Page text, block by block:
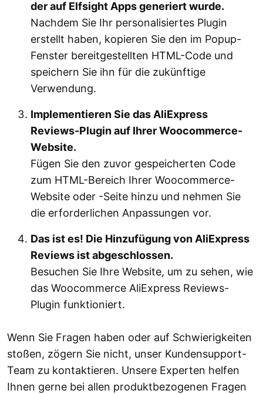
der auf Elfsight Apps generiert wurde.
Nachdem Sie Ihr personalisiertes Plugin
erstellt haben, kopieren Sie den im Popup-
Fenster bereitgestellten HTML-Code und
speichern Sie ihn für die zukünftige
Verwendung.
Implementieren Sie das AliExpress
Reviews-Plugin auf Ihrer Woocommerce-
Website.
Fügen Sie den zuvor gespeicherten Code
zum HTML-Bereich Ihrer Woocommerce-
Website oder -Seite hinzu und nehmen Sie
die erforderlichen Anpassungen vor.
Das ist es! Die Hinzufügung von AliExpress
Reviews ist abgeschlossen.
Besuchen Sie Ihre Website, um zu sehen, wie
das Woocommerce AliExpress Reviews-
Plugin funktioniert.
Wenn Sie Fragen haben oder auf Schwierigkeiten
stoßen, zögern Sie nicht, unser Kundensupport-
Team zu kontaktieren. Unsere Experten helfen
Ihnen gerne bei allen produktbezogenen Fragen